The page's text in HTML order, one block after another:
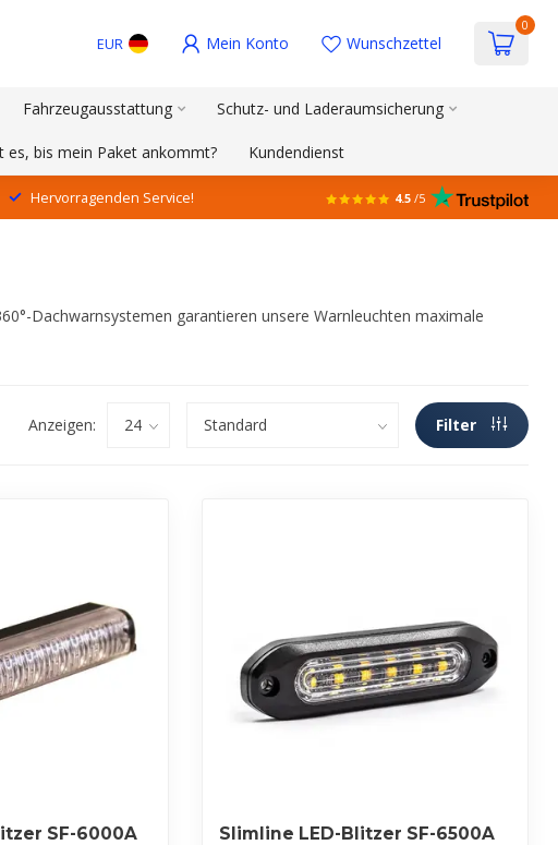
EUR Mein Konto Wunschzettel
0
Fahrzeugausstattung Schutz- und Laderaumsicherung
es, bis mein Paket ankommt? Kundendienst
Hervorragenden Service! 4.5 /5
Dachwarnsystemen garantieren unsere Warnleuchten maximale
Anzeigen: Filter
SF-6000A
Slimline LED-Blitzer SF-6500A